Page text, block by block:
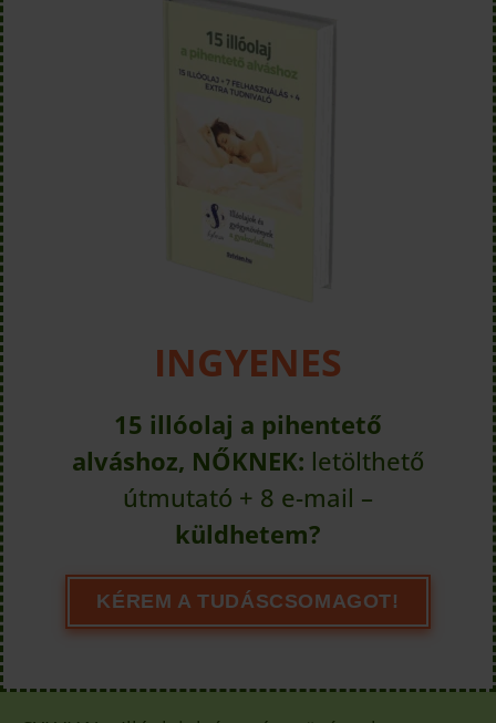
INGYENES
15 illóolaj a pihentető
alváshoz, NŐKNEK: letölthető
útmutató + 8 e-mail –
küldhetem?
KÉREM A TUDÁSCSOMAGOT!